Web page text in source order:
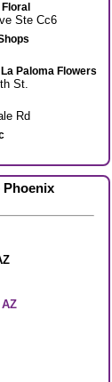
Ste Cc6
Paloma Flowers
St.
Rd
Phoenix